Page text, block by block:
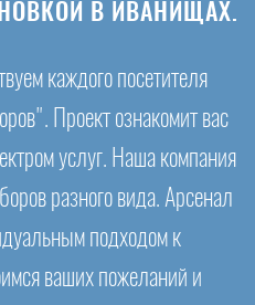
В ИВАНИЩАХ.
каждого посетителя
Проект ознакомит вас
услуг. Наша компания
разного вида. Арсенал
подходом к
ваших пожеланий и